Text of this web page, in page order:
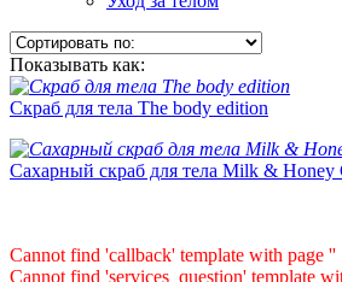
Показывать как:
Скраб для тела The body edition
Сахарный скраб для тела Milk & Honey
Cannot find 'callback' template with page ''
Cannot find 'services_question' template